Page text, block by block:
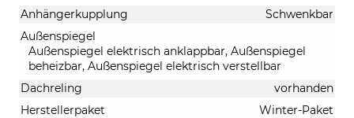
Anhängerkupplung
Schwenkbar
Außenspiegel
Außenspiegel elektrisch anklappbar, Außenspiegel
beheizbar, Außenspiegel elektrisch verstellbar
Dachreling
vorhanden
Herstellerpaket
Winter-Paket